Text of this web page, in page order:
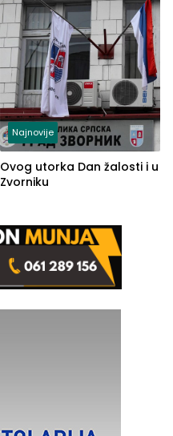
Najnovije
Ovog utorka Dan žalosti i u
Zvorniku